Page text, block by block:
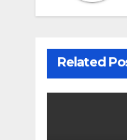
Related